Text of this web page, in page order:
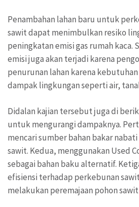
Penambahan lahan baru untuk
sawit dapat menimbulkan resiko
peningkatan emisi gas rumah kaca.
emisi juga akan terjadi karena
penurunan lahan karena
dampak lingkungan seperti air,
Didalan kajian tersebut juga di
untuk mengurangi dampaknya.
mencari sumber bahan bakar
sawit. Kedua, menggunakan Used
sebagai bahan baku alternatif.
efisiensi terhadap perkebunan
melakukan peremajaan pohon